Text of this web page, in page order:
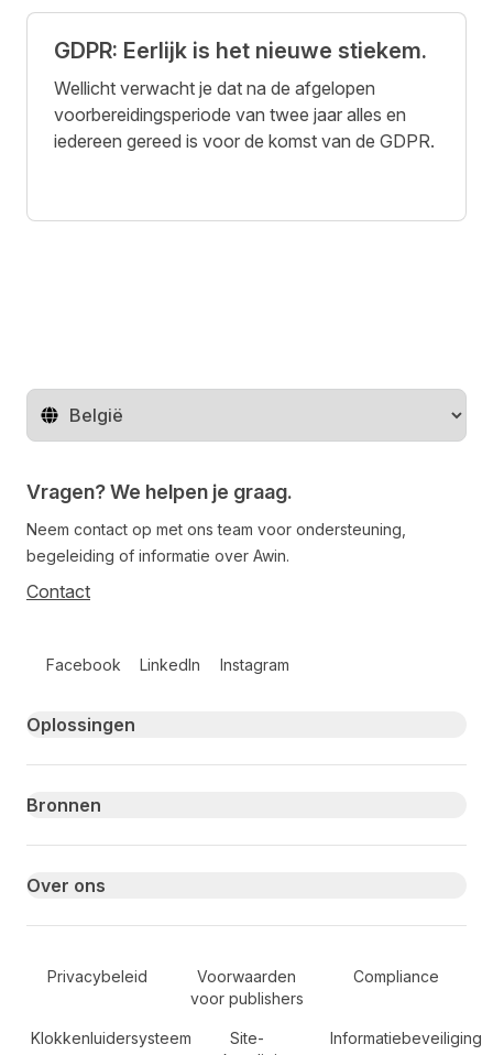
GDPR: Eerlijk is het nieuwe stiekem.
Wellicht verwacht je dat na de afgelopen
voorbereidingsperiode van twee jaar alles en
iedereen gereed is voor de komst van de GDPR.
Regio wijzigen
Vragen? We helpen je graag.
Neem contact op met ons team voor ondersteuning,
begeleiding of informatie over Awin.
Contact
Facebook LinkedIn Instagram
Primary footer navigation
Oplossingen
Bronnen
Over ons
Secondary Footer Navigation
Privacybeleid
Voorwaarden
voor publishers
Compliance
Klokkenluidersysteem
Site-
Informatiebeveiliging